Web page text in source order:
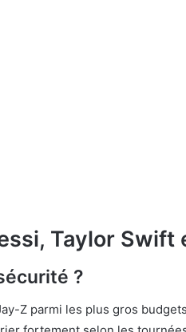
Taylor Swift
?
Z parmi les plus gros